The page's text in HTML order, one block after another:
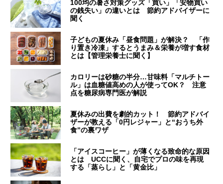
100均の暑さ対策グッズ「買い」「安物買い
の銭失い」の違いとは 節約アドバイザーに
聞く
子どもの夏休み「昼食問題」が解決？ 「作
り置き冷凍」するとうまみ＆栄養が増す食材
とは【管理栄養士に聞く】
カロリーは砂糖の半分…甘味料「マルチトー
ル」は血糖値高めの人が使ってOK？ 注意
点を糖尿病専門医が解説
夏休みの出費を劇的カット！ 節約アドバイ
ザーが教える「0円レジャー」と“おうち外
食”の裏ワザ
「アイスコーヒー」が薄くなる致命的な原因
とは UCCに聞く、自宅でプロの味を再現
する「蒸らし」と「黄金比」